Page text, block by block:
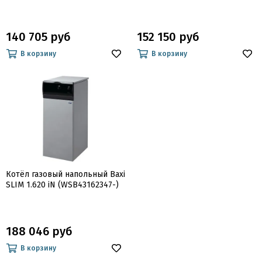
140 705 руб
В корзину
152 150 руб
В корзину
Котёл газовый напольный Baxi
SLIM 1.620 iN (WSB43162347-)
188 046 руб
В корзину